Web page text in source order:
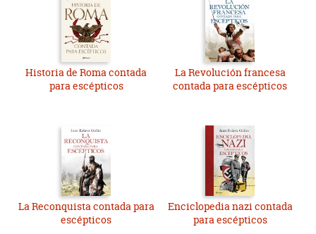
Historia de Roma contada
para escépticos
La Revolución francesa
contada para escépticos
La Reconquista contada para
escépticos
Enciclopedia nazi contada
para escépticos